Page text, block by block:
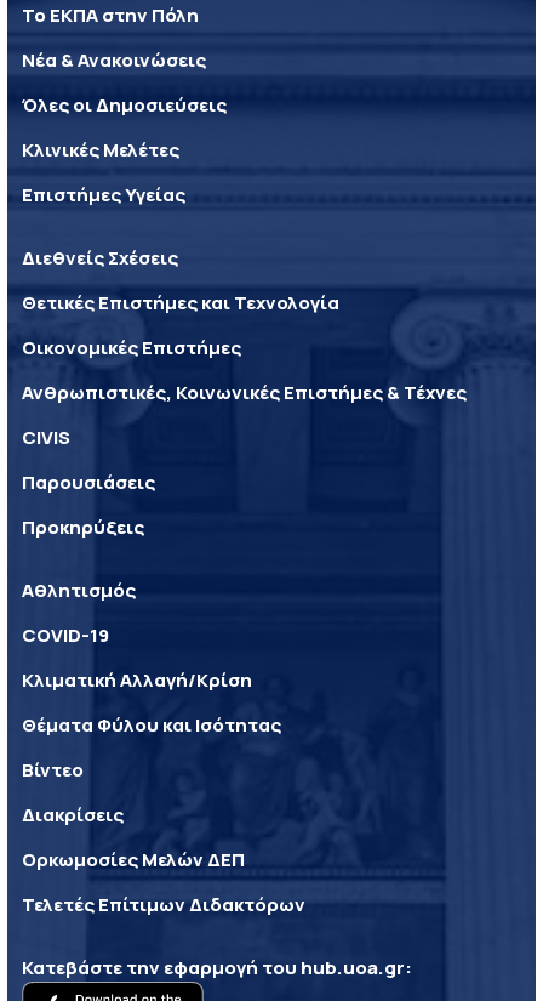
Το ΕΚΠΑ στην Πόλη
Νέα & Ανακοινώσεις
Όλες οι Δημοσιεύσεις
Κλινικές Μελέτες
Επιστήμες Υγείας
Διεθνείς Σχέσεις
Θετικές Επιστήμες και Τεχνολογία
Οικονομικές Επιστήμες
Ανθρωπιστικές, Κοινωνικές Επιστήμες & Τέχνες
CIVIS
Παρουσιάσεις
Προκηρύξεις
Αθλητισμός
COVID-19
Κλιματική Αλλαγή/Κρίση
Θέματα Φύλου και Ισότητας
Βίντεο
Διακρίσεις
Ορκωμοσίες Μελών ΔΕΠ
Τελετές Επίτιμων Διδακτόρων
Κατεβάστε την εφαρμογή του hub.uoa.gr: